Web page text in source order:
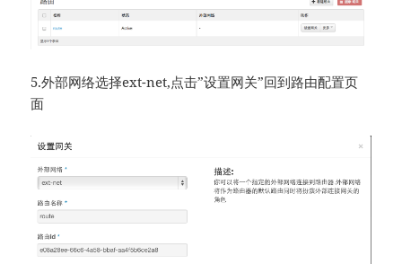
5.外部网络选择ext-net,点击”设置网关”回到路由配置页
面